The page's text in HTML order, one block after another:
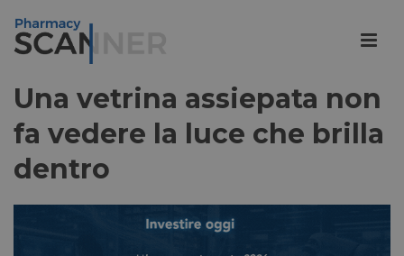
Una vetrina assiepata non
fa vedere la luce che brilla
dentro